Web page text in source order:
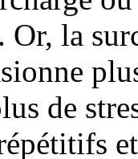
Or, la
de